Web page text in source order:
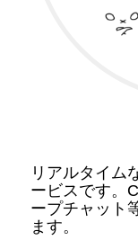
リアルタイム
ービスです。
ープチャット
ます。